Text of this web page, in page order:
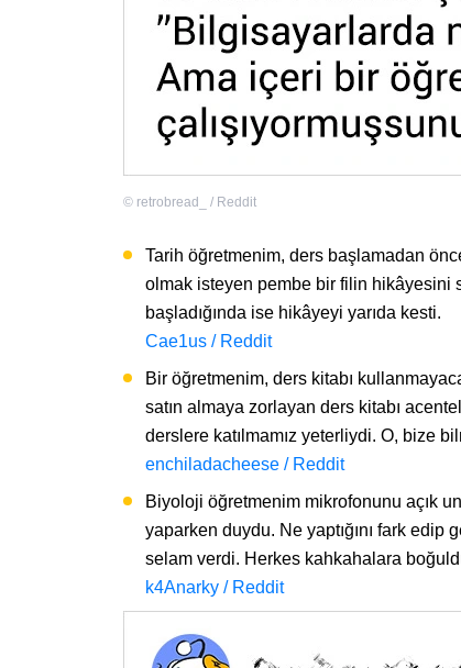
© retrobread_ / Reddit
Tarih öğretmenim, ders başlamadan
olmak isteyen pembe bir filin hikâyesini
başladığında ise hikâyeyi yarıda kesti.
Cae1us / Reddit
Bir öğretmenim, ders kitabı
satın almaya zorlayan ders kitabı
derslere katılmamız yeterliydi. O, bize
enchiladacheese / Reddit
Biyoloji öğretmenim mikrofonunu açık
yaparken duydu. Ne yaptığını fark
selam verdi. Herkes kahkahalara
k4Anarky / Reddit